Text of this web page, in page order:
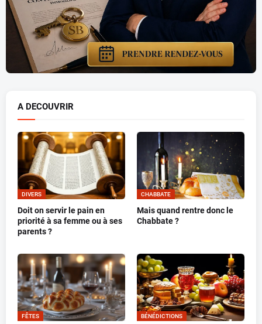
A DECOUVRIR
DIVERS
Doit on servir le pain en
priorité à sa femme ou à ses
parents ?
CHABBATE
Mais quand rentre donc le
Chabbate ?
FÊTES BÉNÉDICTIONS